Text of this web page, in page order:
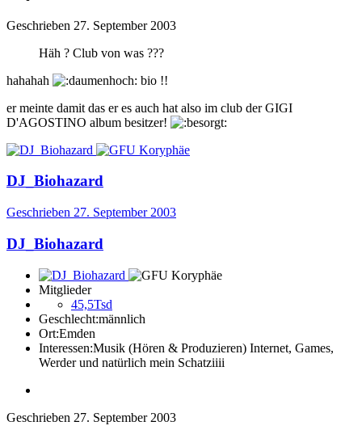
Geschrieben 27. September 2003
Häh ? Club von was ???
hahahah
bio !!
er meinte damit das er es auch hat also im club der GIGI
D'AGOSTINO album besitzer!
DJ_Biohazard
Geschrieben 27. September 2003
DJ_Biohazard
Mitglieder
45,5Tsd
Geschlecht:männlich
Ort:Emden
Interessen:Musik (Hören & Produzieren) Internet, Games,
Werder und natürlich mein Schatziiii
Geschrieben 27. September 2003